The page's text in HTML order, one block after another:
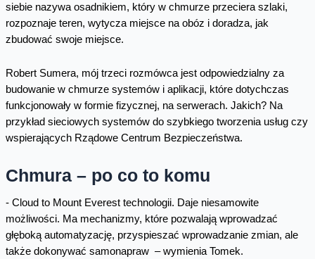
siebie nazywa osadnikiem, który w chmurze przeciera szlaki,
rozpoznaje teren, wytycza miejsce na obóz i doradza, jak
zbudować swoje miejsce.
Robert Sumera, mój trzeci rozmówca jest odpowiedzialny za
budowanie w chmurze systemów i aplikacji, które dotychczas
funkcjonowały w formie fizycznej, na serwerach. Jakich? Na
przykład sieciowych systemów do szybkiego tworzenia usług czy
wspierających Rządowe Centrum Bezpieczeństwa.
Chmura – po co to komu
- Cloud to Mount Everest technologii. Daje niesamowite
możliwości. Ma mechanizmy, które pozwalają wprowadzać
głęboką automatyzację, przyspieszać wprowadzanie zmian, ale
także dokonywać samonapraw – wymienia Tomek.